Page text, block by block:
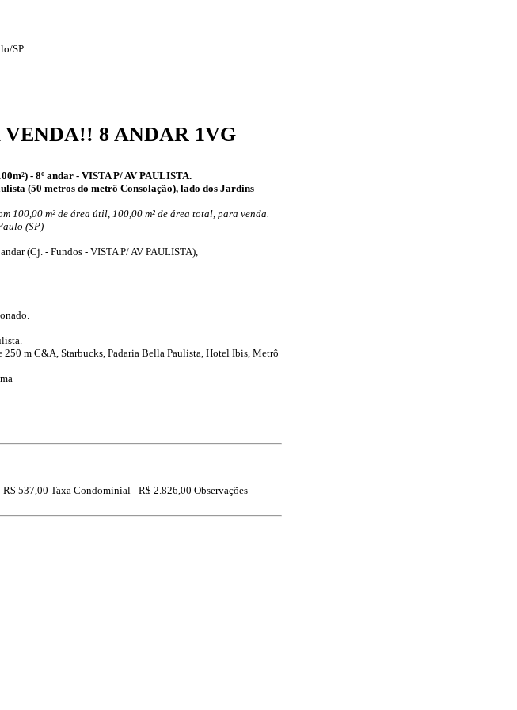
SP
8 ANDAR 1VG
- 8º andar - VISTA P/ AV PAULISTA.
(50 metros do metrô Consolação), lado dos Jardins
100,00 m² de área útil, 100,00 m² de área total, para venda.
(SP)
(Cj. - Fundos - VISTA P/ AV PAULISTA),
250 m C&A, Starbucks, Padaria Bella Paulista, Hotel Ibis, Metrô
R$ 537,00 Taxa Condominial - R$ 2.826,00 Observações -